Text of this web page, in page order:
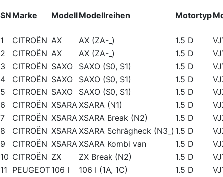
SN Marke ModellModellreihen Motortyp
1 CITROËN AX AX (ZA-_) 1.5 D
2
CITROËN AX AX (ZA-_) 1.5 D
3
CITROËN SAXO SAXO (S0, S1) 1.5 D
4
CITROËN SAXO SAXO (S0, S1) 1.5 D
5
CITROËN SAXO SAXO (S0, S1) 1.5 D
6
CITROËN XSARAXSARA (N1) 1.5 D
7
CITROËN XSARAXSARA Break (N2) 1.5 D
8
CITROËN XSARAXSARA Schrägheck (N3_) 1.5 D
9
CITROËN XSARAXSARA Kombi van 1.5 D
10 CITROËN ZX ZX Break (N2) 1.5 D
11 PEUGEOT106 I 106 I (1A, 1C) 1.5 D